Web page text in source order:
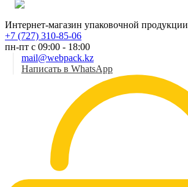
Интернет-магазин упаковочной продукции
+7 (727) 310-85-06
пн-пт с 09:00 - 18:00
mail@webpack.kz
Написать в WhatsApp